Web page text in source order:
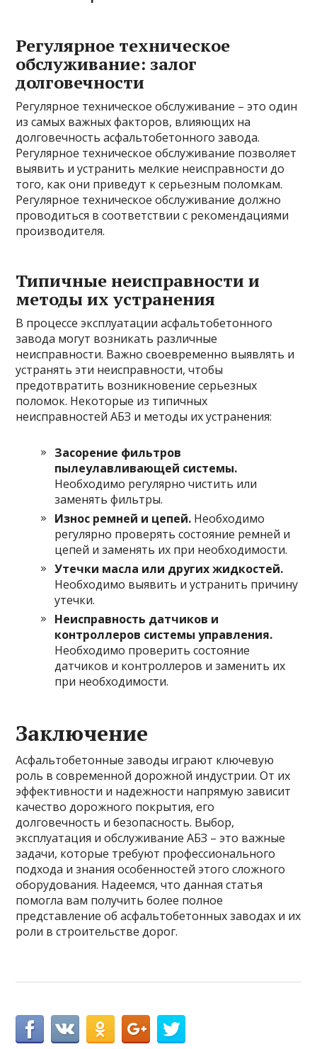
Регулярное техническое
обслуживание: залог
долговечности
Регулярное техническое обслуживание – это один
из самых важных факторов, влияющих на
долговечность асфальтобетонного завода.
Регулярное техническое обслуживание позволяет
выявить и устранить мелкие неисправности до
того, как они приведут к серьезным поломкам.
Регулярное техническое обслуживание должно
проводиться в соответствии с рекомендациями
производителя.
Типичные неисправности и
методы их устранения
В процессе эксплуатации асфальтобетонного
завода могут возникать различные
неисправности. Важно своевременно выявлять и
устранять эти неисправности, чтобы
предотвратить возникновение серьезных
поломок. Некоторые из типичных
неисправностей АБЗ и методы их устранения:
Засорение фильтров
пылеулавливающей системы.
Необходимо регулярно чистить или
заменять фильтры.
Износ ремней и цепей. Необходимо
регулярно проверять состояние ремней и
цепей и заменять их при необходимости.
Утечки масла или других жидкостей.
Необходимо выявить и устранить причину
утечки.
Неисправность датчиков и
контроллеров системы управления.
Необходимо проверить состояние
датчиков и контроллеров и заменить их
при необходимости.
Заключение
Асфальтобетонные заводы играют ключевую
роль в современной дорожной индустрии. От их
эффективности и надежности напрямую зависит
качество дорожного покрытия, его
долговечность и безопасность. Выбор,
эксплуатация и обслуживание АБЗ – это важные
задачи, которые требуют профессионального
подхода и знания особенностей этого сложного
оборудования. Надеемся, что данная статья
помогла вам получить более полное
представление об асфальтобетонных заводах и их
роли в строительстве дорог.